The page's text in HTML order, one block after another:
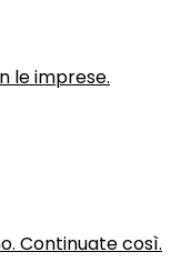
le imprese.
Continuate così.